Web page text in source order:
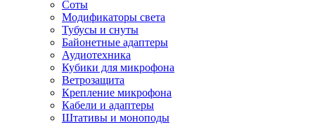
Соты
Модификаторы света
Тубусы и снуты
Байонетные адаптеры
Аудиотехника
Кубики для микрофона
Ветрозащита
Крепление микрофона
Кабели и адаптеры
Штативы и моноподы